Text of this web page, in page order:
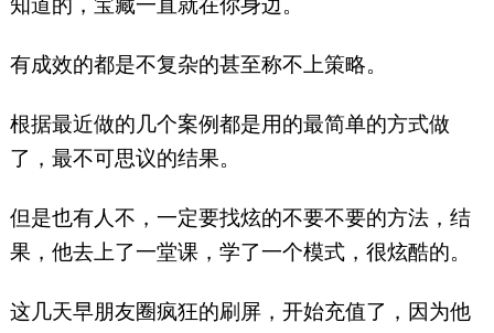
知道的，宝藏一直就在你身边。
有成效的都是不复杂的甚至称不上策略。
根据最近做的几个案例都是用的最简单的方式做
了，最不可思议的结果。
但是也有人不，一定要找炫的不要不要的方法，结
果，他去上了一堂课，学了一个模式，很炫酷的。
这几天早朋友圈疯狂的刷屏，开始充值了，因为他